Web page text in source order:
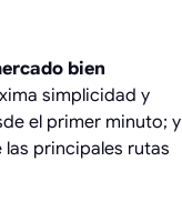
bien
simplicidad y
el primer minuto; y
principales rutas